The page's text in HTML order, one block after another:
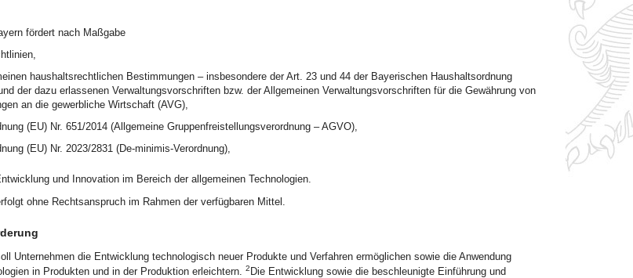
fördert nach Maßgabe
haushaltsrechtlichen Bestimmungen – insbesondere der Art. 23 und 44 der Bayerischen Haushaltsordnung
der dazu erlassenen Verwaltungsvorschriften bzw. der Allgemeinen Verwaltungsvorschriften für die Gewährung von
an die gewerbliche Wirtschaft (AVG),
(EU) Nr. 651/2014 (Allgemeine Gruppenfreistellungsverordnung – AGVO),
(EU) Nr. 2023/2831 (De-minimis-Verordnung),
und Innovation im Bereich der allgemeinen Technologien.
ohne Rechtsanspruch im Rahmen der verfügbaren Mittel.
Unternehmen die Entwicklung technologisch neuer Produkte und Verfahren ermöglichen sowie die Anwendung
in Produkten und in der Produktion erleichtern. 2 Die Entwicklung sowie die beschleunigte Einführung und